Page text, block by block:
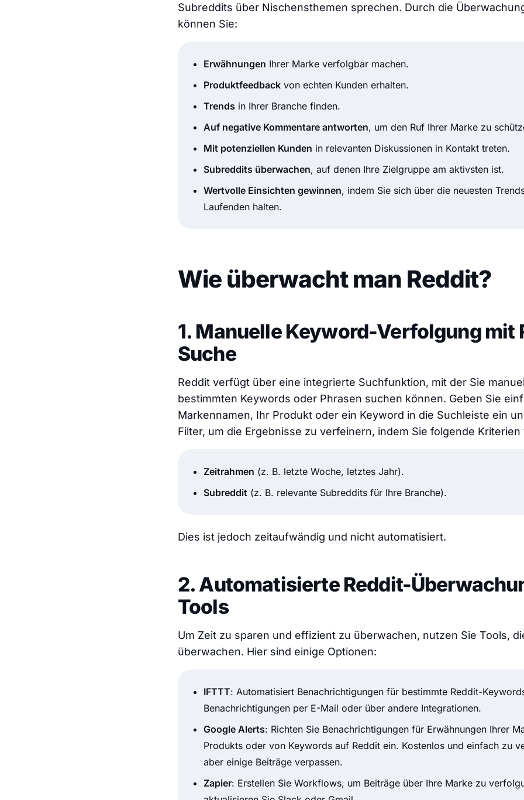
Subreddits über Nischensthemen sprechen. Durch die
können Sie:
Erwähnungen Ihrer Marke verfolgbar machen.
Produktfeedback von echten Kunden erhalten.
Trends in Ihrer Branche finden.
Auf negative Kommentare antworten, um den Ruf Ihrer Marke zu
Mit potenziellen Kunden in relevanten Diskussionen in Kontakt treten.
Subreddits überwachen, auf denen Ihre Zielgruppe am aktivsten ist.
Wertvolle Einsichten gewinnen, indem Sie sich über die neuesten
Laufenden halten.
Wie überwacht man Reddit?
1. Manuelle Keyword-Verfolgung mit
Suche
Reddit verfügt über eine integrierte Suchfunktion, mit der Sie
bestimmten Keywords oder Phrasen suchen können. Geben Sie
Markennamen, Ihr Produkt oder ein Keyword in die Suchleiste ein
Filter, um die Ergebnisse zu verfeinern, indem Sie folgende
Zeitrahmen (z. B. letzte Woche, letztes Jahr).
Subreddit (z. B. relevante Subreddits für Ihre Branche).
Dies ist jedoch zeitaufwändig und nicht automatisiert.
2. Automatisierte Reddit-
Tools
Um Zeit zu sparen und effizient zu überwachen, nutzen Sie Tools,
überwachen. Hier sind einige Optionen:
IFTTT: Automatisiert Benachrichtigungen für bestimmte Reddit-
Benachrichtigungen per E-Mail oder über andere Integrationen.
Google Alerts: Richten Sie Benachrichtigungen für Erwähnungen Ihrer
Produkts oder von Keywords auf Reddit ein. Kostenlos und einfach zu
aber einige Beiträge verpassen.
Zapier: Erstellen Sie Workflows, um Beiträge über Ihre Marke zu